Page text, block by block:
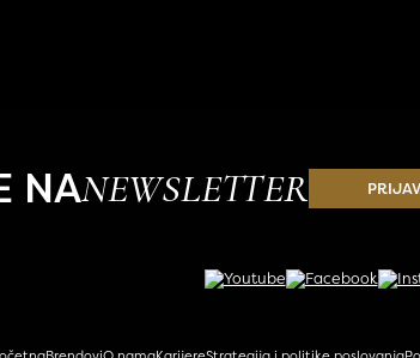
NANEWSLETTER